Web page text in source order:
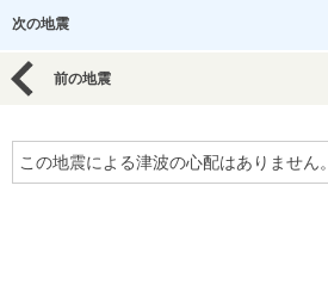
次の地震
前の地震
この地震による津波の心配はありません。